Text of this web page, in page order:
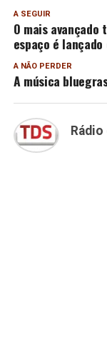
A SEGUIR
O mais
espaço é lançado
A NÃO PERDER
A música